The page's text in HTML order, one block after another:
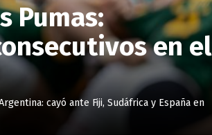
Pumas:
en el
cayó ante Fiji, Sudáfrica y España en